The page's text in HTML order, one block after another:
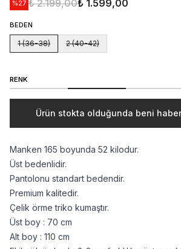
%27 ₺ 2.199,00₺ 1.599,00
BEDEN
1 (36-38) 2 (40-42)
RENK
Ürün stokta olduğunda beni
Manken 165 boyunda 52 kilodur.
Üst bedenlidir.
Pantolonu standart bedendir.
Premium kalitedir.
Çelik örme triko kumaştır.
Üst boy : 70 cm
Alt boy : 110 cm